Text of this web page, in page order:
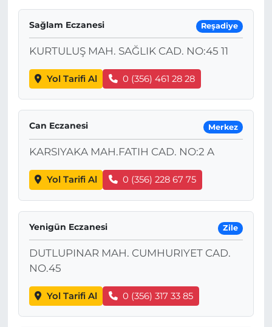
Sağlam Eczanesi Reşadiye
KURTULUŞ MAH. SAĞLIK CAD. NO:45 11
Yol Tarifi Al 0 (356) 461 28 28
Can Eczanesi Merkez
KARSIYAKA MAH.FATIH CAD. NO:2 A
Yol Tarifi Al 0 (356) 228 67 75
Yenigün Eczanesi Zile
DUTLUPINAR MAH. CUMHURIYET CAD.
NO.45
Yol Tarifi Al 0 (356) 317 33 85